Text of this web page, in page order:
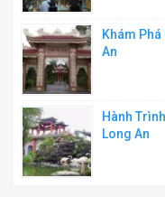
Khám
An
Hành
Long An